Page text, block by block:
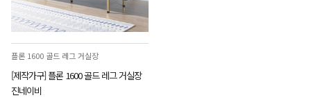
플론 1600 골드 레그 거실장
[제작가구] 플론 1600 골드 레그 거실장
진네이비